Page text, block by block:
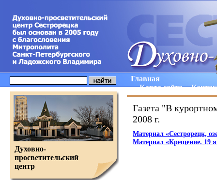
Главная
Карта сайта
Газета "В
2008 г.
Материал «Сестрорецк,
Материал «Крещение. 19
Духовно-
просветительский
центр